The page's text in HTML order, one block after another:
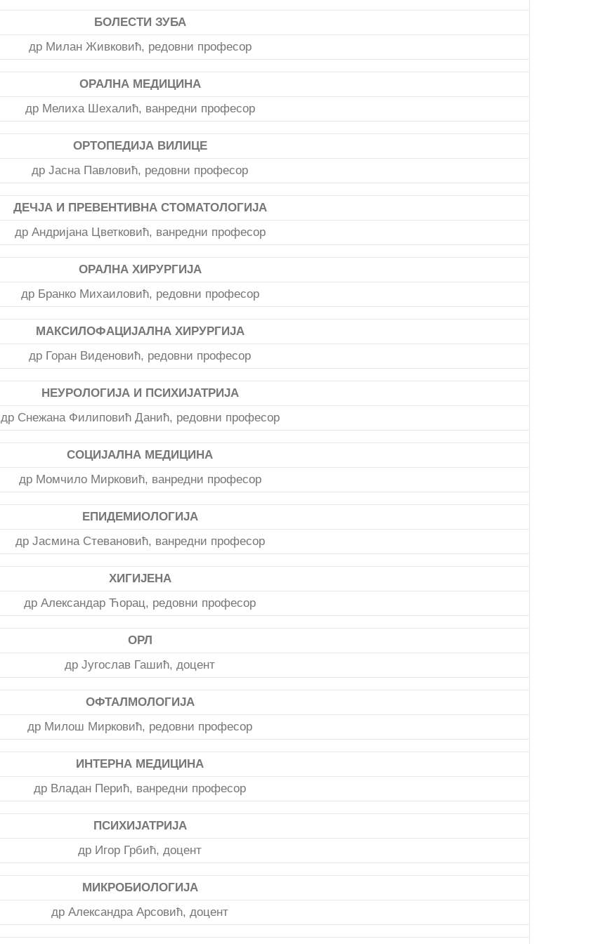
БОЛЕСТИ ЗУБА
др Милан Живковић, редовни професор
ОРАЛНА МЕДИЦИНА
др Мелиха Шехалић, ванредни професор
ОРТОПЕДИЈА ВИЛИЦЕ
др Јасна Павловић, редовни професор
ДЕЧЈА И ПРЕВЕНТИВНА СТОМАТОЛОГИЈА
др Андријана Цветковић, ванредни професор
ОРАЛНА ХИРУРГИЈА
др Бранко Михаиловић, редовни професор
МАКСИЛОФАЦИЈАЛНА ХИРУРГИЈА
др Горан Виденовић, редовни професор
НЕУРОЛОГИЈА И ПСИХИЈАТРИЈА
др Снежана Филиповић Данић, редовни професор
СОЦИЈАЛНА МЕДИЦИНА
др Момчило Мирковић, ванредни професор
ЕПИДЕМИОЛОГИЈА
др Јасмина Стевановић, ванредни професор
ХИГИЈЕНА
др Александар Ћорац, редовни професор
ОРЛ
др Југослав Гашић, доцент
ОФТАЛМОЛОГИЈА
др Милош Мирковић, редовни професор
ИНТЕРНА МЕДИЦИНА
др Владан Перић, ванредни професор
ПСИХИЈАТРИЈА
др Игор Грбић, доцент
МИКРОБИОЛОГИЈА
др Александра Арсовић, доцент